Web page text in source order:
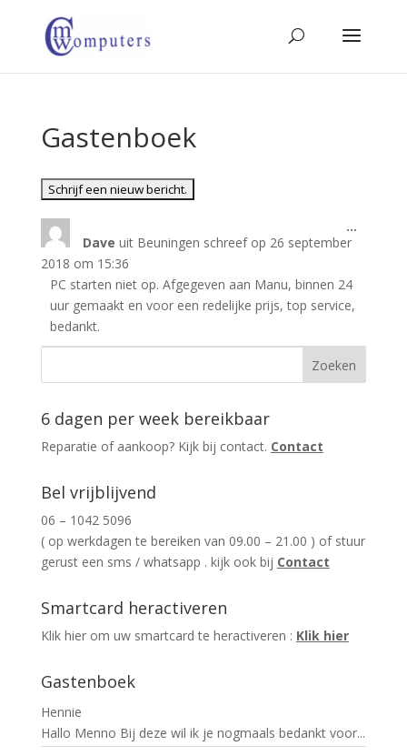
Gastenboek
Dave uit Beuningen schreef op 26 september
2018 om 15:36
PC starten niet op. Afgegeven aan Manu, binnen 24
uur gemaakt en voor een redelijke prijs, top service,
bedankt.
...
6 dagen per week bereikbaar
Reparatie of aankoop? Kijk bij contact. Contact
Bel vrijblijvend
06 – 1042 5096
( op werkdagen te bereiken van 09.00 – 21.00 ) of stuur
gerust een sms / whatsapp . kijk ook bij Contact
Smartcard heractiveren
Klik hier om uw smartcard te heractiveren : Klik hier
Gastenboek
Hennie
Hallo Menno Bij deze wil ik je nogmaals bedankt voor...